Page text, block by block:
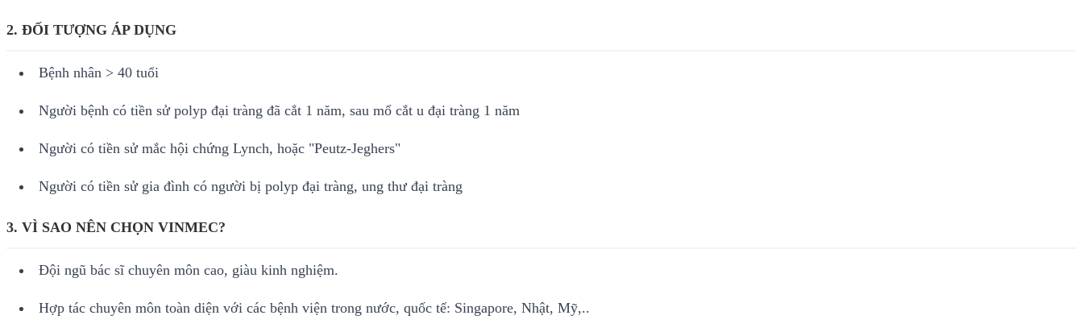
2. ĐỐI TƯỢNG ÁP DỤNG
Bệnh nhân > 40 tuổi
Người bệnh có tiền sử polyp đại tràng đã cắt 1 năm, sau mổ cắt u đại tràng 1 năm
Người có tiền sử mắc hội chứng Lynch, hoặc "Peutz-Jeghers"
Người có tiền sử gia đình có người bị polyp đại tràng, ung thư đại tràng
3. VÌ SAO NÊN CHỌN VINMEC?
Đội ngũ bác sĩ chuyên môn cao, giàu kinh nghiệm.
Hợp tác chuyên môn toàn diện với các bệnh viện trong nước, quốc tế: Singapore, Nhật, Mỹ,..